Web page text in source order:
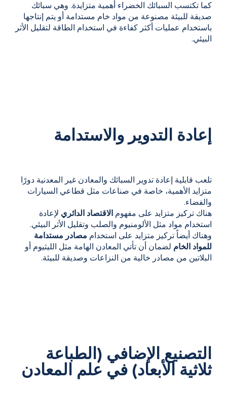
كما تكتسب السبائك الخضراء أهمية متزايدة. وهي سبائك
صديقة للبيئة مصنوعة من مواد خام مستدامة أو يتم إنتاجها
باستخدام عمليات أكثر كفاءة في استخدام الطاقة لتقليل الأثر
البيئي.
إعادة التدوير والاستدامة
تلعب قابلية إعادة تدوير السبائك والمعادن غير المعدنية دورًا
متزايد الأهمية، خاصة في صناعات مثل قطاعي السيارات
والفضاء.
هناك تركيز متزايد على مفهوم الاقتصاد الدائري لإعادة
استخدام مواد مثل الألومنيوم والصلب وتقليل الأثر البيئي.
وهناك أيضاً تركيز متزايد على استخدام مصادر مستدامة
للمواد الخام لضمان أن تأتي المعادن الهامة مثل الليثيوم أو
البلاتين من مصادر خالية من النزاعات وصديقة للبيئة.
التصنيع الإضافي (الطباعة
ثلاثية الأبعاد) في علم المعادن